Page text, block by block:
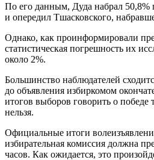
По его данным, Дуда набрал 50,8%
и опередил Тшасковского,
Однако, как проинформировали
статистическая погрешность их
около 2%.
Большинство наблюдателей
до объявления избиркомом
итогов выборов говорить о победе
нельзя.
Официальные итоги
избирательная комиссия должна
часов. Как ожидается, это